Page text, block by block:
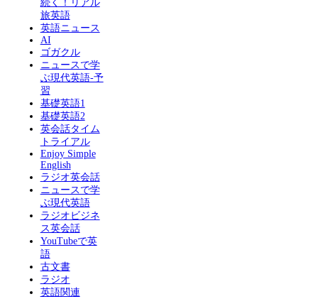
続く！リアル
旅英語
英語ニュース
AI
ゴガクル
ニュースで学
ぶ現代英語-予
習
基礎英語1
基礎英語2
英会話タイム
トライアル
Enjoy Simple
English
ラジオ英会話
ニュースで学
ぶ現代英語
ラジオビジネ
ス英会話
YouTubeで英
語
古文書
ラジオ
英語関連